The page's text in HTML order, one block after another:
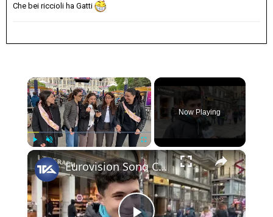
Che bei riccioli ha Gatti
×
Unmute Fullscreen
Now Playing
×
Eurovision Song Contest 2026: L’Italia si ferma al 5° posto, ma gli italiani a Vienna cantano e ball